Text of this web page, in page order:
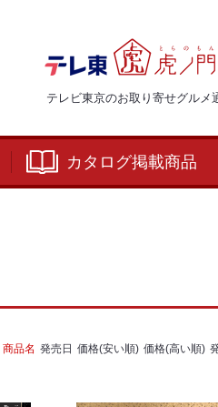
テレビ東京のお取り寄せグルメ
カタログ掲載商品
商品名 発売日 価格(安い順) 価格(高い順)